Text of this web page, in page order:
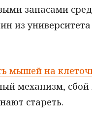
запасами
из университета
мышей на
механизм, сбой
стареть.